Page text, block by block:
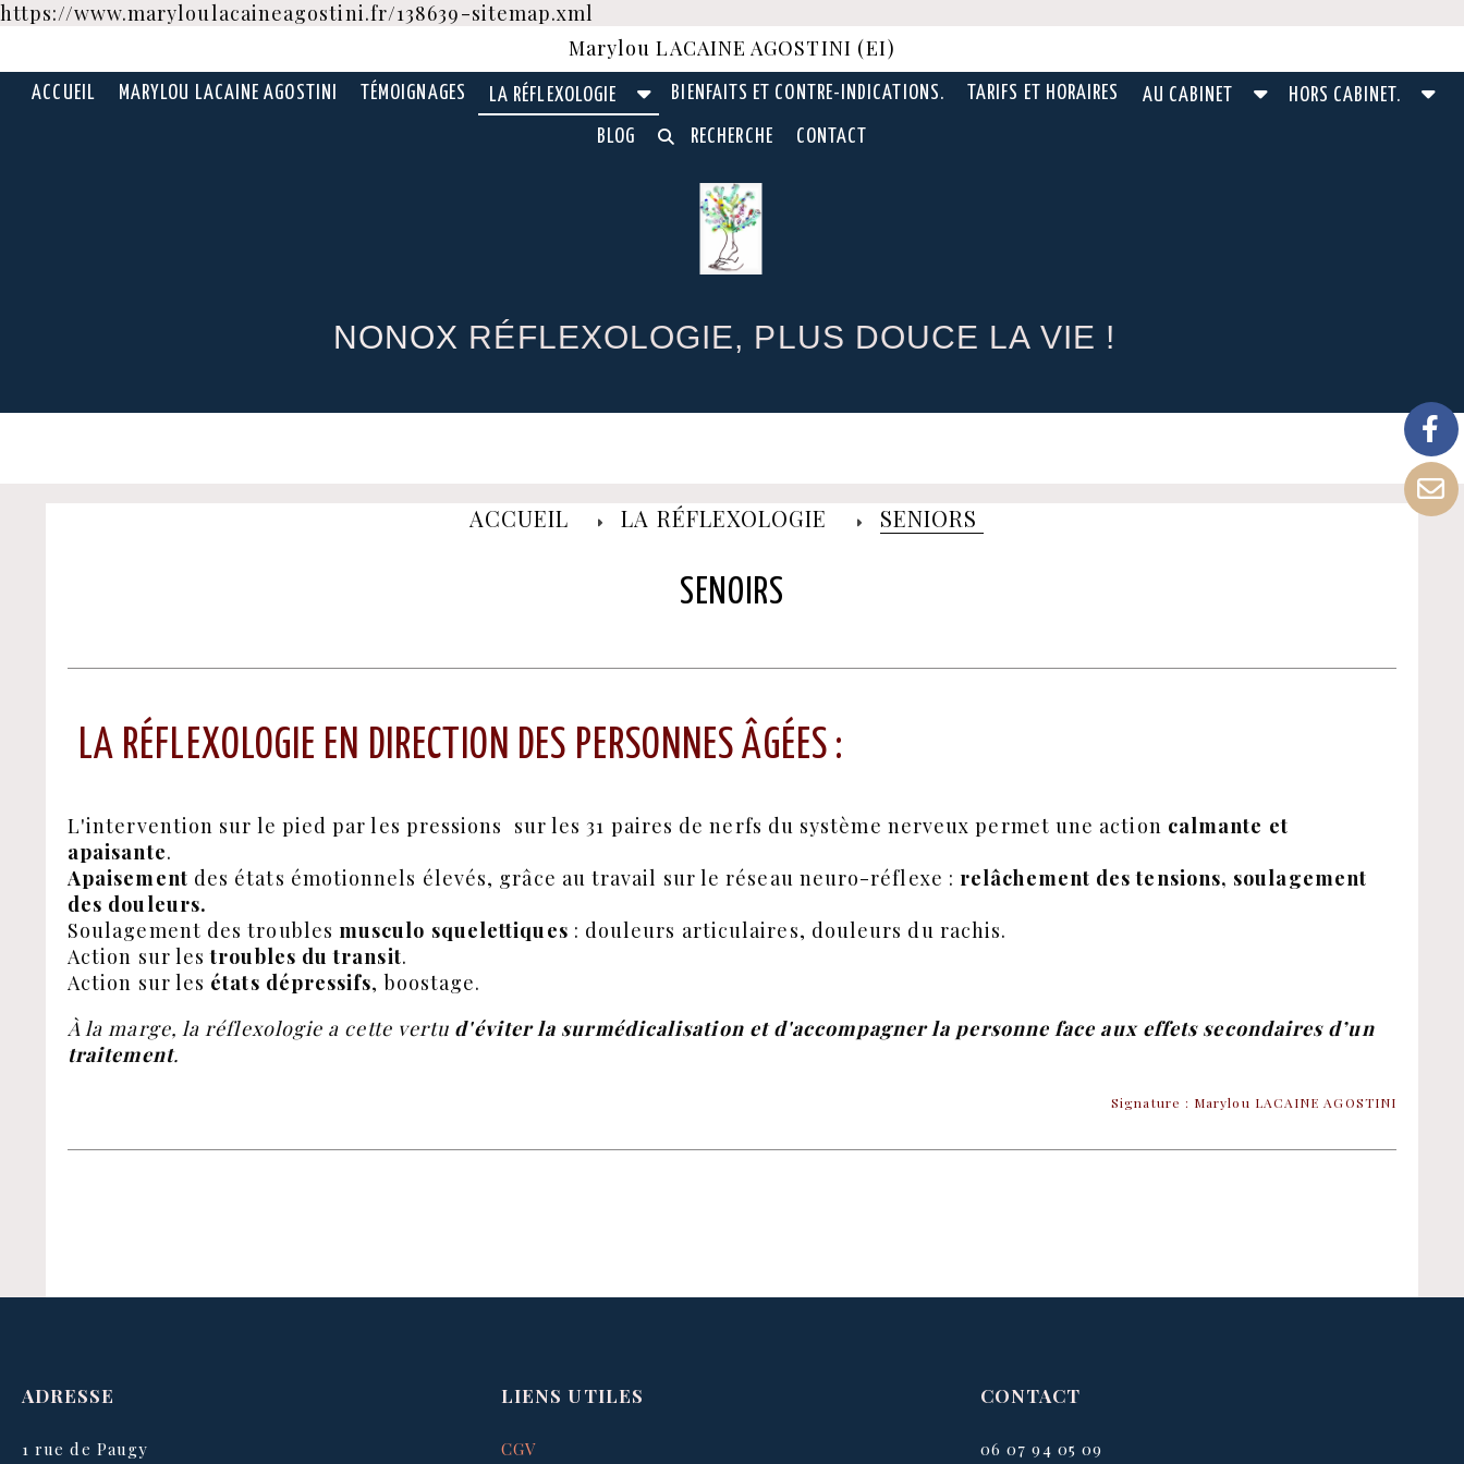
https://www.maryloulacaineagostini.fr/138639-sitemap.xml
Marylou LACAINE AGOSTINI (EI)
ACCUEIL MARYLOU LACAINE AGOSTINI TÉMOIGNAGES LA RÉFLEXOLOGIE BIENFAITS ET CONTRE-INDICATIONS. TARIFS ET HORAIRES AU CABINET
HORS CABINET.
BLOG
RECHERCHE CONTACT
NONOX RÉFLEXOLOGIE, PLUS DOUCE LA VIE !
ACCUEIL LA RÉFLEXOLOGIE SENIORS
SENOIRS
LA RÉFLEXOLOGIE EN DIRECTION DES PERSONNES ÂGÉES :
L'intervention sur le pied par les pressions sur les 31 paires de nerfs du système nerveux permet une action calmante et
apaisante.
Apaisement des états émotionnels élevés, grâce au travail sur le réseau neuro-réflexe : relâchement des tensions, soulagement
des douleurs.
Soulagement des troubles musculo squelettiques : douleurs articulaires, douleurs du rachis.
Action sur lestroubles du transit.
Action sur les états dépressifs, boostage.
À la marge, la réflexologie a cette vertu d'éviter la surmédicalisation et d'accompagner la personne face aux effets secondaires d’un
traitement.
Signature : Marylou LACAINE AGOSTINI
ADRESSE
1 rue de Paugy
LIENS UTILES
CGV
CONTACT
06 07 94 05 09